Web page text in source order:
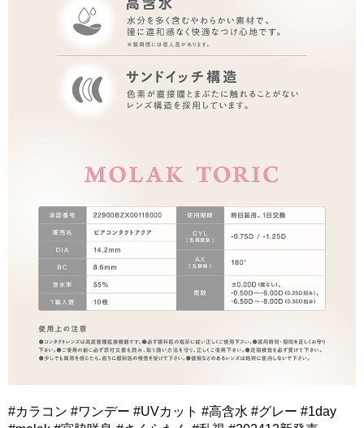
#カラコン #ワンデー #UVカット #高含水 #グレー #1day